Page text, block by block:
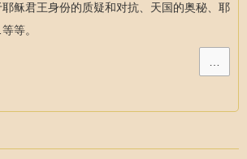
稣君王身份的质疑和对抗、天国的奥秘、耶
等。
…